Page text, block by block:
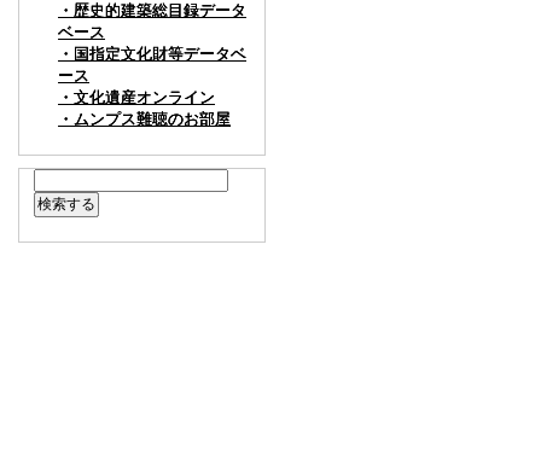
・歴史的建築総目録データ
ベース
・国指定文化財等データベ
ース
・文化遺産オンライン
・ムンプス難聴のお部屋
・歴史的建築総目録データ
ベース
・国指定文化財等データベ
ース
・文化遺産オンライン
・ムンプス難聴のお部屋
・歴史的建築総目録データ
ベース
・国指定文化財等データベ
ース
・文化遺産オンライン
・ムンプス難聴のお部屋